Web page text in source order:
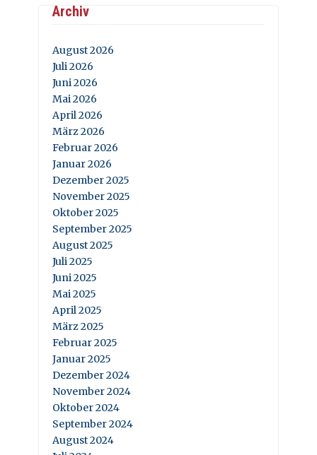
Archiv
August 2026
Juli 2026
Juni 2026
Mai 2026
April 2026
März 2026
Februar 2026
Januar 2026
Dezember 2025
November 2025
Oktober 2025
September 2025
August 2025
Juli 2025
Juni 2025
Mai 2025
April 2025
März 2025
Februar 2025
Januar 2025
Dezember 2024
November 2024
Oktober 2024
September 2024
August 2024